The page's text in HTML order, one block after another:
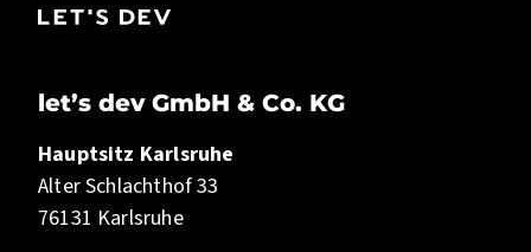
let’s dev GmbH & Co. KG
Hauptsitz Karlsruhe
Alter Schlachthof 33
76131 Karlsruhe